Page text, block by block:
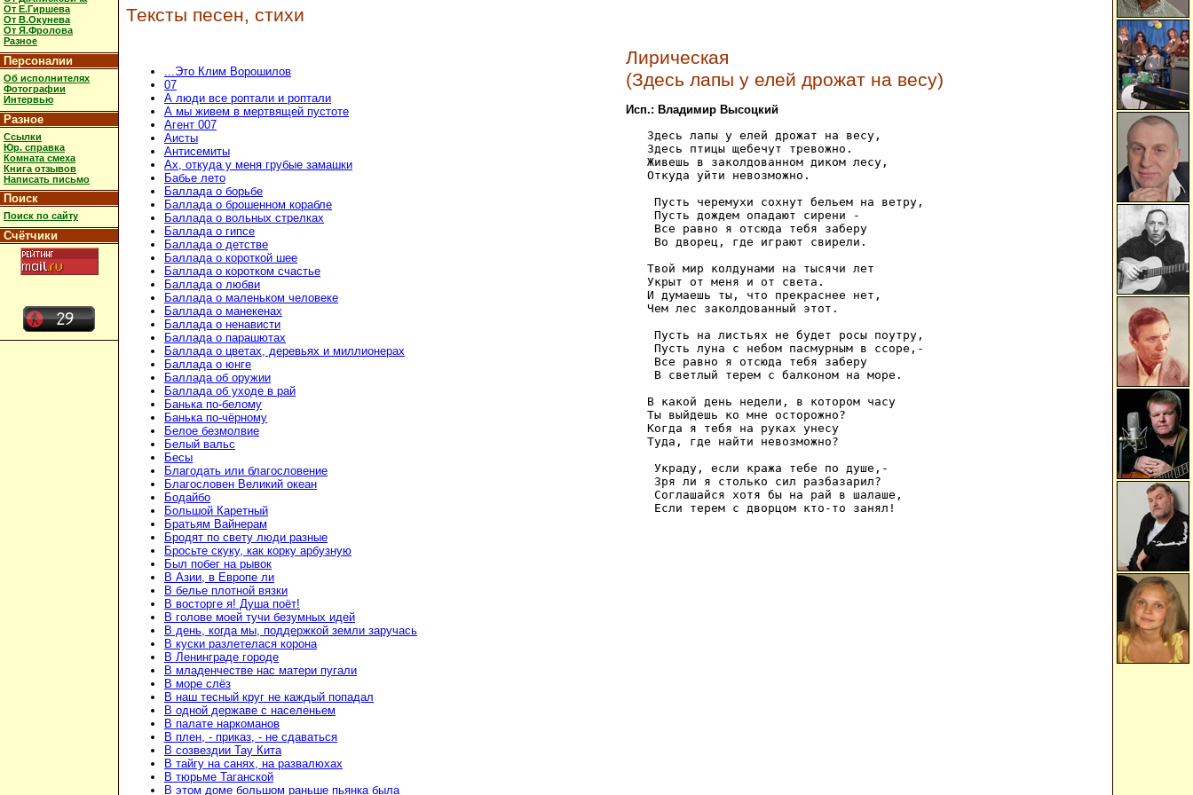
От Е.Гиршева
От В.Окунева
От Я.Фролова
Разное
Персоналии
Об исполнителях
Фотографии
Интервью
Разное
Ссылки
Юр. справка
Комната смеха
Книга отзывов
Написать письмо
Поиск
Поиск по сайту
Счётчики
Тексты песен, стихи
...Это Клим Ворошилов
07
А люди все роптали и роптали
А мы живем в мертвящей пустоте
Агент 007
Аисты
Антисемиты
Ах, откуда у меня грубые замашки
Бабье лето
Баллада о борьбе
Баллада о брошенном корабле
Баллада о вольных стрелках
Баллада о гипсе
Баллада о детстве
Баллада о короткой шее
Баллада о коротком счастье
Баллада о любви
Баллада о маленьком человеке
Баллада о манекенах
Баллада о ненависти
Баллада о парашютах
Баллада о цветах, деревьях и миллионерах
Баллада о юнге
Баллада об оружии
Баллада об уходе в рай
Банька по-белому
Банька по-чёрному
Белое безмолвие
Белый вальс
Бесы
Благодать или благословение
Благословен Великий океан
Бодайбо
Большой Каретный
Братьям Вайнерам
Бродят по свету люди разные
Бросьте скуку, как корку арбузную
Был побег на рывок
В Азии, в Европе ли
В белье плотной вязки
В восторге я! Душа поёт!
В голове моей тучи безумных идей
В день, когда мы, поддержкой земли заручась
В куски разлетелася корона
В Ленинграде городе
В младенчестве нас матери пугали
В море слёз
В наш тесный круг не каждый попадал
В одной державе с населеньем
В палате наркоманов
В плен, - приказ, - не сдаваться
В созвездии Тау Кита
В тайгу на санях, на развалюхах
В тюрьме Таганской
В этом доме большом раньше пьянка была
Лирическая
(Здесь лапы у елей дрожат на весу)
Исп.: Владимир Высоцкий
   Здесь лапы у елей дрожат на весу,
   Здесь птицы щебечут тревожно.
   Живешь в заколдованном диком лесу,
   Откуда уйти невозможно.
    Пусть черемухи сохнут бельем на ветру,
    Пусть дождем опадают сирени -
    Все равно я отсюда тебя заберу
    Во дворец, где играют свирели.
   Твой мир колдунами на тысячи лет
   Укрыт от меня и от света.
   И думаешь ты, что прекраснее нет,
   Чем лес заколдованный этот.
    Пусть на листьях не будет росы поутру,
    Пусть луна с небом пасмурным в ссоре,-
    Все равно я отсюда тебя заберу
    В светлый терем с балконом на море.
   В какой день недели, в котором часу
   Ты выйдешь ко мне осторожно?
   Когда я тебя на руках унесу
   Туда, где найти невозможно?
    Украду, если кража тебе по душе,-
    Зря ли я столько сил разбазарил?
    Соглашайся хотя бы на рай в шалаше,
    Если терем с дворцом кто-то занял!